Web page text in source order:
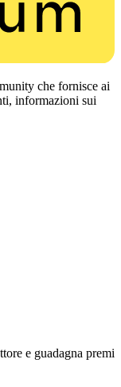
che fornisce ai
informazioni sui
e guadagna premi